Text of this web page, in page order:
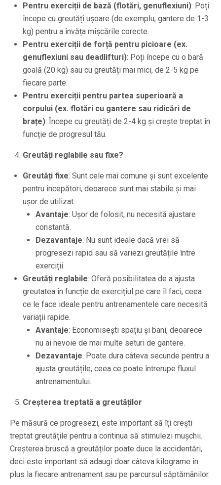
Pentru exerciții de bază (flotări, genuflexiuni): Poți
începe cu greutăți ușoare (de exemplu, gantere de 1-3
kg) pentru a învăța mișcările corecte.
Pentru exerciții de forță pentru picioare (ex.
genuflexiuni sau deadlifturi): Poți începe cu o bară
goală (20 kg) sau cu greutăți mai mici, de 2-5 kg pe
fiecare parte.
Pentru exerciții pentru partea superioară a
corpului (ex. flotări cu gantere sau ridicări de
brațe): Începe cu greutăți de 2-4 kg și crește treptat în
funcție de progresul tău.
Greutăți reglabile sau fixe?
Greutăți fixe: Sunt cele mai comune și sunt excelente
pentru începători, deoarece sunt mai stabile și mai
ușor de utilizat.
Avantaje: Ușor de folosit, nu necesită ajustare
constantă.
Dezavantaje: Nu sunt ideale dacă vrei să
progresezi rapid sau să variezi greutățile între
exerciții.
Greutăți reglabile: Oferă posibilitatea de a ajusta
greutatea în funcție de exercițiul pe care îl faci, ceea
ce le face ideale pentru antrenamentele care necesită
variații rapide.
Avantaje: Economisești spațiu și bani, deoarece
nu ai nevoie de mai multe seturi de gantere.
Dezavantaje: Poate dura câteva secunde pentru a
ajusta greutățile, ceea ce poate întrerupe fluxul
antrenamentului.
Creșterea treptată a greutăților
Pe măsură ce progresezi, este important să îți crești
treptat greutățile pentru a continua să stimulezi mușchii.
Creșterea bruscă a greutăților poate duce la accidentări,
deci este important să adaugi doar câteva kilograme în
plus la fiecare antrenament sau pe parcursul săptămânilor.